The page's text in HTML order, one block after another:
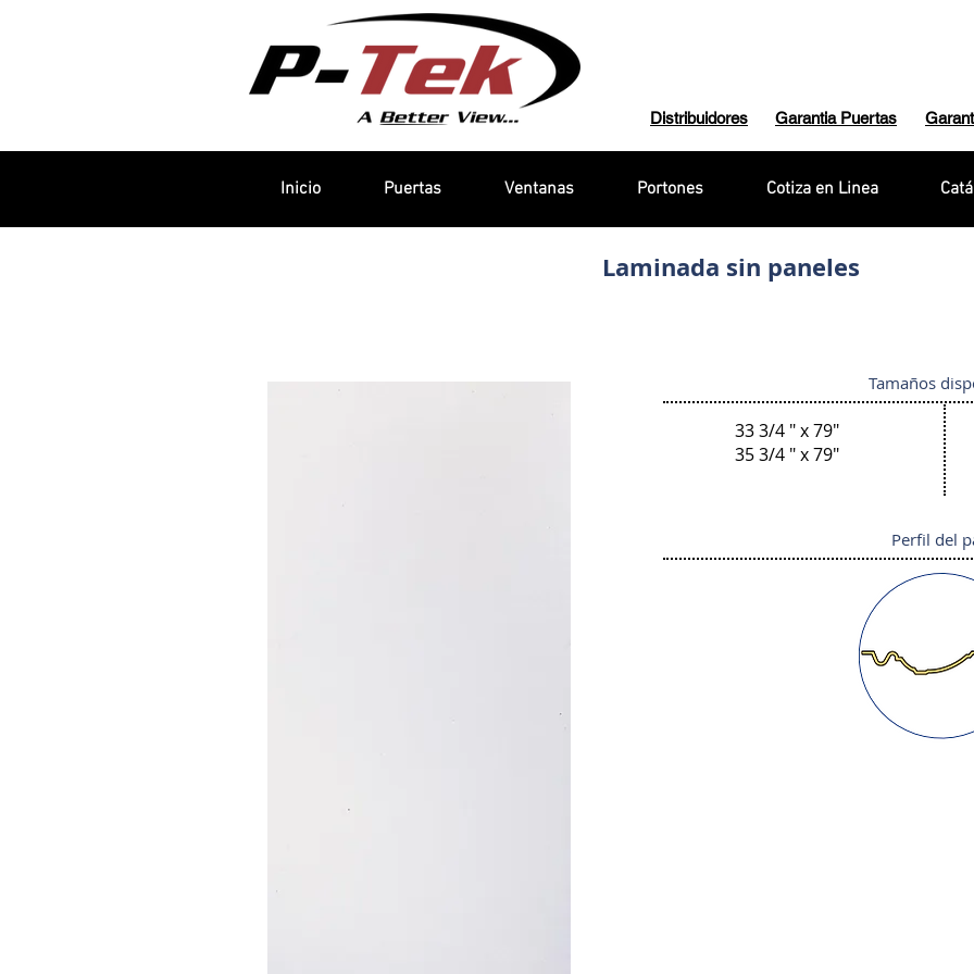
Garantia Puertas
Distribuidores
Laminada sin paneles
Tamaños
33 3/4 " x 79"
35 3/4 " x 79"
Perfil del
Inicio Puertas Ventanas Portones Cotiza en Linea